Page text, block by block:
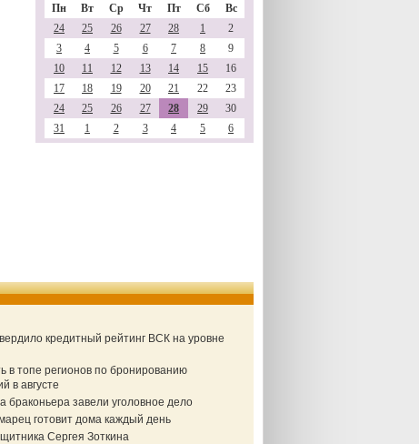
Пн Вт Ср Чт Пт Сб
Вс
24
25 26 27 28 1
2
3
4 5 6 7 8
9
10
11 12 13 14 15
16
17
18 19 20 21 22
23
24
25 26 27 28 29
30
31
1 2 3 4 5 6
кредитный рейтинг ВСК на уровне
в топе регионов по бронированию
в августе
браконьера завели уголовное дело
готовит дома каждый день
Сергея Зоткина